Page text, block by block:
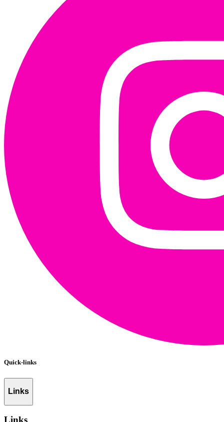
Quick-links
Links